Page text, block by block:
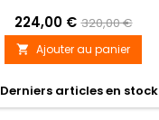
224,00 € 320,00 €
 Ajouter au panier
Derniers articles en stock